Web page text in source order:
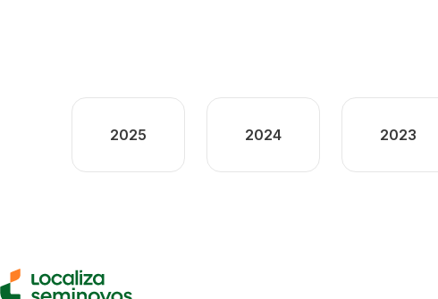
2025 2024 2023